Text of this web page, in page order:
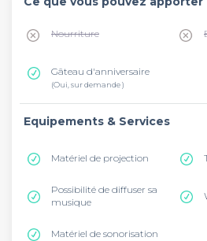
Nourriture
Gâteau d'anniversaire
(Oui, sur demande )
Equipements & Services
Matériel de projection
Possibilité de diffuser sa
musique
Matériel de sonorisation